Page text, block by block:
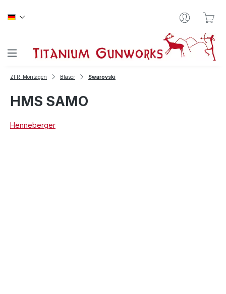
ZFR-Montagen Blaser Swarovski
HMS SAMO
Henneberger